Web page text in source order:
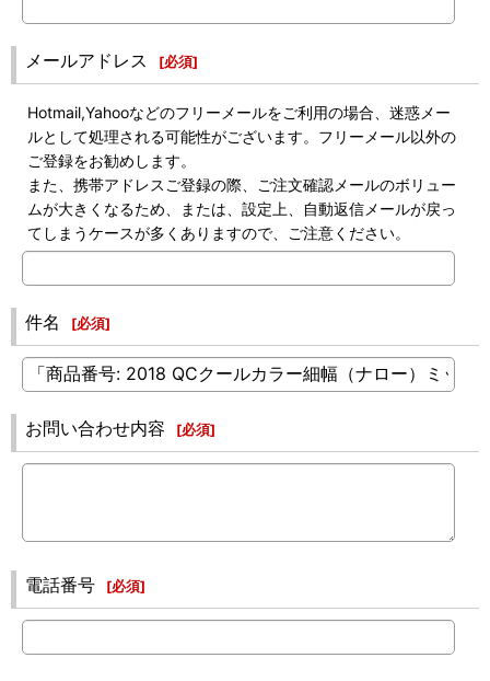
メールアドレス [必須]
Hotmail,Yahooなどのフリーメールをご利用の場合、迷惑メー
ルとして処理される可能性がございます。フリーメール以外の
ご登録をお勧めします。
また、携帯アドレスご登録の際、ご注文確認メールのボリュー
ムが大きくなるため、または、設定上、自動返信メールが戻っ
てしまうケースが多くありますので、ご注意ください。
件名 [必須]
お問い合わせ内容 [必須]
電話番号 [必須]